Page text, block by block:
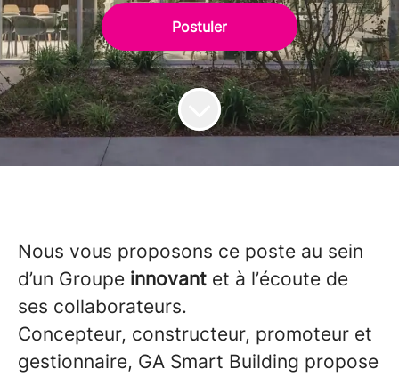
Postuler
Nous vous proposons ce poste au sein
d’un Groupe innovant et à l’écoute de
ses collaborateurs.
Concepteur, constructeur, promoteur et
gestionnaire, GA Smart Building propose